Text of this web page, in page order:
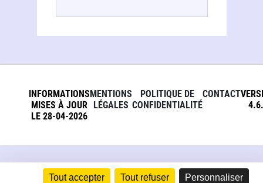
Tout accepter Tout refuser Personnaliser
INFORMATIONS
MISES À JOUR
LE 28-04-2026
MENTIONS
LÉGALES
POLITIQUE DE
CONFIDENTIALITÉ
CONTACT